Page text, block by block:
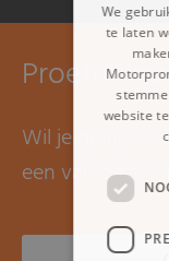
Proefrit
Wil je graag
een van onze
We
te laten
website